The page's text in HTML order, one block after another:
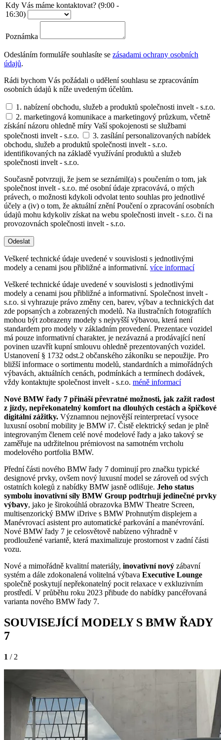
Kdy Vás máme kontaktovat? (9:00 -
16:30)
Poznámka
Odesláním formuláře souhlasíte se zásadami ochrany osobních
údajů.
Rádi bychom Vás požádali o udělení souhlasu se zpracováním
osobních údajů k níže uvedeným účelům.
1. nabízení obchodu, služeb a produktů společnosti invelt - s.r.o.
2. marketingová komunikace a marketingový průzkum, včetně
získání názoru ohledně míry Vaší spokojenosti se službami
společnosti invelt - s.r.o.
3. zasílání personalizovaných nabídek
obchodu, služeb a produktů společnosti invelt - s.r.o.
identifikovaných na základě využívání produktů a služeb
společnosti invelt - s.r.o.
Současně potvrzuji, že jsem se seznámil(a) s poučením o tom, jak
společnost invelt - s.r.o. mé osobní údaje zpracovává, o mých
právech, o možnosti kdykoli odvolat tento souhlas pro jednotlivé
účely a (iv) o tom, že aktuální znění Poučení o zpracování osobních
údajů mohu kdykoliv získat na webu společnosti invelt - s.r.o. či na
provozovnách společnosti invelt - s.r.o.
Odeslat
Veškeré technické údaje uvedené v souvislosti s jednotlivými
modely a cenami jsou přibližné a informativní. více informací
Veškeré technické údaje uvedené v souvislosti s jednotlivými
modely a cenami jsou přibližné a informativní. Společnost invelt -
s.r.o. si vyhrazuje právo změny cen, barev, výbav a technických dat
zde popsaných a zobrazených modelů. Na ilustračních fotografiích
mohou být zobrazeny modely s nejvyšší výbavou, která není
standardem pro modely v základním provedení. Prezentace vozidel
má pouze informativní charakter, je nezávazná a prodávající není
povinen uzavřít kupní smlouvu ohledně prezentovaných vozidel.
Ustanovení § 1732 odst.2 občanského zákoníku se nepoužije. Pro
bližší informace o sortimentu modelů, standardních a mimořádných
výbavách, aktuálních cenách, podmínkách a termínech dodávek,
vždy kontaktujte společnost invelt - s.r.o. méně informací
Nové BMW řady 7 přináší převratné možnosti, jak zažít radost
z jízdy, nepřekonatelný komfort na dlouhých cestách a špičkové
digitální zážitky. Významnou nejnovější reinterpretací vysoce
luxusní osobní mobility je BMW i7. Čistě elektrický sedan je plně
integrovaným členem celé nové modelové řady a jako takový se
zaměřuje na udržitelnou prémiovost na samotném vrcholu
modelového portfolia BMW.
Přední části nového BMW řady 7 dominují pro značku typické
designové prvky, ovšem nový luxusní model se zároveň od svých
ostatních kolegů z nabídky BMW jasně odlišuje. Jeho status
symbolu inovativní síly BMW Group podtrhují jedinečné prvky
výbavy, jako je širokoúhlá obrazovka BMW Theatre Screen,
multisenzorický BMW iDrive s BMW Prohnutým displejem a
Manévrovací asistent pro automatické parkování a manévrování.
Nové BMW řady 7 je celosvětově nabízeno výhradně v
prodloužené variantě, která maximalizuje prostornost v zadní části
vozu.
Nové a mimořádně kvalitní materiály, inovativní nový zábavní
systém a dále zdokonalená volitelná výbava Executive Lounge
společně poskytují nepřekonatelný pocit relaxace v exkluzivním
prostředí. V průběhu roku 2023 přibude do nabídky pancéřovaná
varianta nového BMW řady 7.
SOUVISEJÍCÍ MODELY S BMW ŘADY
7
1 / 2